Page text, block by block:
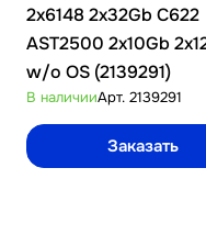
2x6148 2x32Gb С622
AST2500 2x10Gb
w/o OS (2139291)
В наличииАрт. 2139291
Заказать